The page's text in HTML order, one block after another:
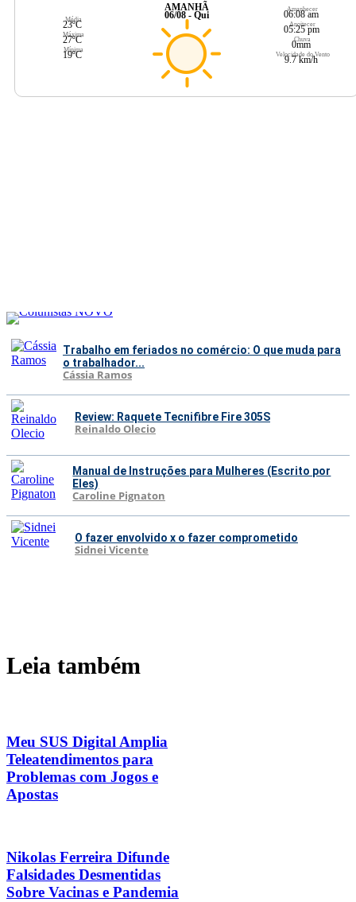
Média
23ºC
Máxima
27ºC
Mínima
19ºC
AMANHÃ
06/08 - Qui
Amanhecer
06:08 am
Anoitecer
05:25 pm
Chuva
0mm
Velocidade do Vento
9.7 km/h
Trabalho em feriados no comércio: O que muda para
o trabalhador...
Cássia Ramos
Review: Raquete Tecnifibre Fire 305S
Reinaldo Olecio
Manual de Instruções para Mulheres (Escrito por
Eles)
Caroline Pignaton
O fazer envolvido x o fazer comprometido
Sidnei Vicente
Leia também
Meu SUS Digital Amplia
Teleatendimentos para
Problemas com Jogos e
Apostas
Nikolas Ferreira Difunde
Falsidades Desmentidas
Sobre Vacinas e Pandemia